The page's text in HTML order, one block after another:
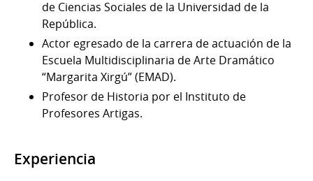
de Ciencias Sociales de la Universidad de la
República.
Actor egresado de la carrera de actuación de la
Escuela Multidisciplinaria de Arte Dramático
“Margarita Xirgú” (EMAD).
Profesor de Historia por el Instituto de
Profesores Artigas.
Experiencia